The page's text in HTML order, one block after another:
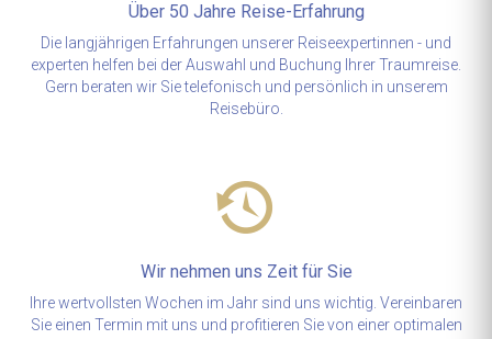
Über 50 Jahre Reise-Erfahrung
Die langjährigen Erfahrungen unserer Reiseexpertinnen - und
experten helfen bei der Auswahl und Buchung Ihrer Traumreise.
Gern beraten wir Sie telefonisch und persönlich in unserem
Reisebüro.
Wir nehmen uns Zeit für Sie
Ihre wertvollsten Wochen im Jahr sind uns wichtig. Vereinbaren
Sie einen Termin mit uns und profitieren Sie von einer optimalen